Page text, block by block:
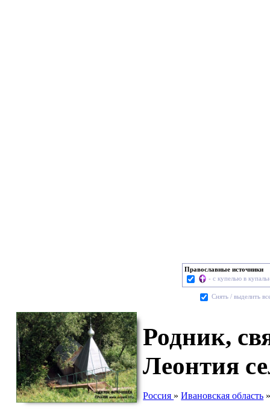
Православные источники
- с купелью в
Cнять / выделить
Родник,
Леонтия
Россия »Ивановская область